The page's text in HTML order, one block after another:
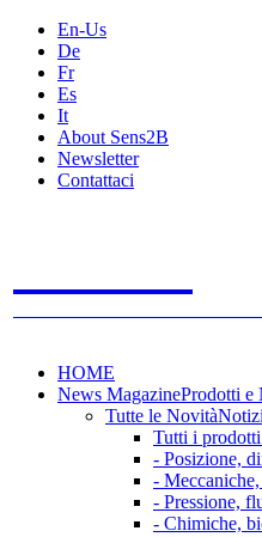
En-Us
De
Fr
Es
It
About Sens2B
Newsletter
Contattaci
HOME
News MagazineProdotti e
Tutte le Novità
Tutti i
- Posizione,
-
- Pressione,
- Chimiche,